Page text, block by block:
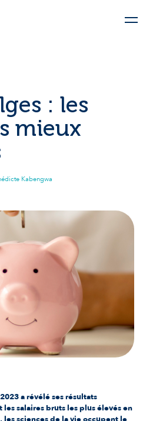
: les
mieux
Kabengwa
a révélé ses résultats
salaires bruts les plus élevés en